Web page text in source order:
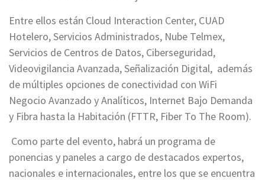
Entre ellos están Cloud Interaction Center, CUAD
Hotelero, Servicios Administrados, Nube Telmex,
Servicios de Centros de Datos, Ciberseguridad,
Videovigilancia Avanzada, Señalización Digital, además
de múltiples opciones de conectividad con WiFi
Negocio Avanzado y Analíticos, Internet Bajo Demanda
y Fibra hasta la Habitación (FTTR, Fiber To The Room).
Como parte del evento, habrá un programa de
ponencias y paneles a cargo de destacados expertos,
nacionales e internacionales, entre los que se encuentra